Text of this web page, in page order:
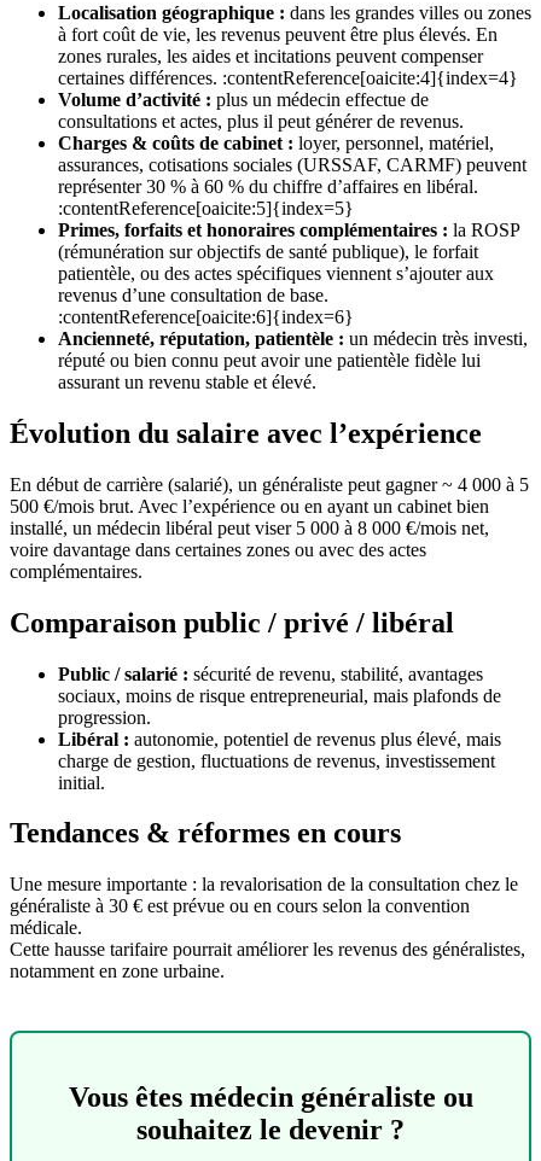
Localisation géographique : dans les grandes villes ou zones
à fort coût de vie, les revenus peuvent être plus élevés. En
zones rurales, les aides et incitations peuvent compenser
certaines différences. :contentReference[oaicite:4]{index=4}
Volume d’activité : plus un médecin effectue de
consultations et actes, plus il peut générer de revenus.
Charges & coûts de cabinet : loyer, personnel, matériel,
assurances, cotisations sociales (URSSAF, CARMF) peuvent
représenter 30 % à 60 % du chiffre d’affaires en libéral.
:contentReference[oaicite:5]{index=5}
Primes, forfaits et honoraires complémentaires : la ROSP
(rémunération sur objectifs de santé publique), le forfait
patientèle, ou des actes spécifiques viennent s’ajouter aux
revenus d’une consultation de base.
:contentReference[oaicite:6]{index=6}
Ancienneté, réputation, patientèle : un médecin très investi,
réputé ou bien connu peut avoir une patientèle fidèle lui
assurant un revenu stable et élevé.
Évolution du salaire avec l’expérience
En début de carrière (salarié), un généraliste peut gagner ~ 4 000 à 5
500 €/mois brut. Avec l’expérience ou en ayant un cabinet bien
installé, un médecin libéral peut viser 5 000 à 8 000 €/mois net,
voire davantage dans certaines zones ou avec des actes
complémentaires.
Comparaison public / privé / libéral
Public / salarié : sécurité de revenu, stabilité, avantages
sociaux, moins de risque entrepreneurial, mais plafonds de
progression.
Libéral : autonomie, potentiel de revenus plus élevé, mais
charge de gestion, fluctuations de revenus, investissement
initial.
Tendances & réformes en cours
Une mesure importante : la revalorisation de la consultation chez le
généraliste à 30 € est prévue ou en cours selon la convention
médicale.
Cette hausse tarifaire pourrait améliorer les revenus des généralistes,
notamment en zone urbaine.
Vous êtes médecin généraliste ou
souhaitez le devenir ?